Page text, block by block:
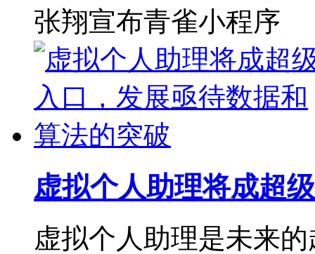
张翔宣布青雀小程序
虚拟个人助理将成超
虚拟个人助理是未来